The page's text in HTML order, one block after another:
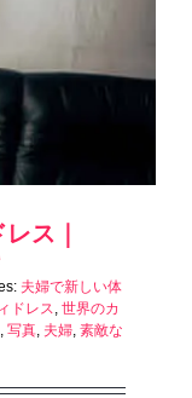
ス｜
夫婦で新しい体
ドレス, 世界のカ
, 写真, 夫婦, 素敵な